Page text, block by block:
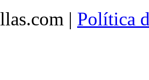
| Política